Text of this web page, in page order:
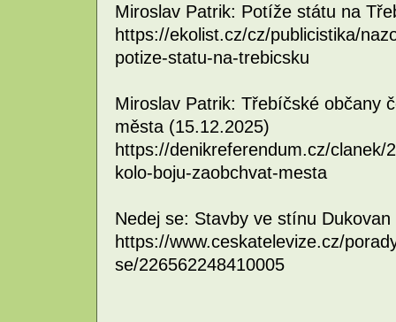
Miroslav Patrik: Potíže státu na
https://ekolist.cz/cz/publicistika/
potize-statu-na-trebicsku
Miroslav Patrik: Třebíčské občany
města (15.12.2025)
https://denikreferendum.cz/
kolo-boju-zaobchvat-mesta
Nedej se: Stavby ve stínu
https://www.ceskatelevize.cz/
se/226562248410005